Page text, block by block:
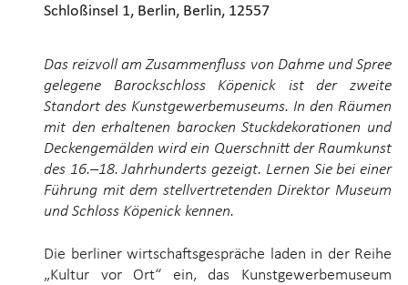
Schloßinsel 1, Berlin, Berlin, 12557
Das reizvoll am Zusammenfluss von Dahme und Spree
gelegene Barockschloss Köpenick ist der zweite
Standort des Kunstgewerbemuseums. In den Räumen
mit den erhaltenen barocken Stuckdekorationen und
Deckengemälden wird ein Querschnitt der Raumkunst
des 16.–18. Jahrhunderts gezeigt. Lernen Sie bei einer
Führung mit dem stellvertretenden Direktor Museum
und Schloss Köpenick kennen.
Die berliner wirtschaftsgespräche laden in der Reihe
„Kultur vor Ort“ ein, das Kunstgewerbemuseum